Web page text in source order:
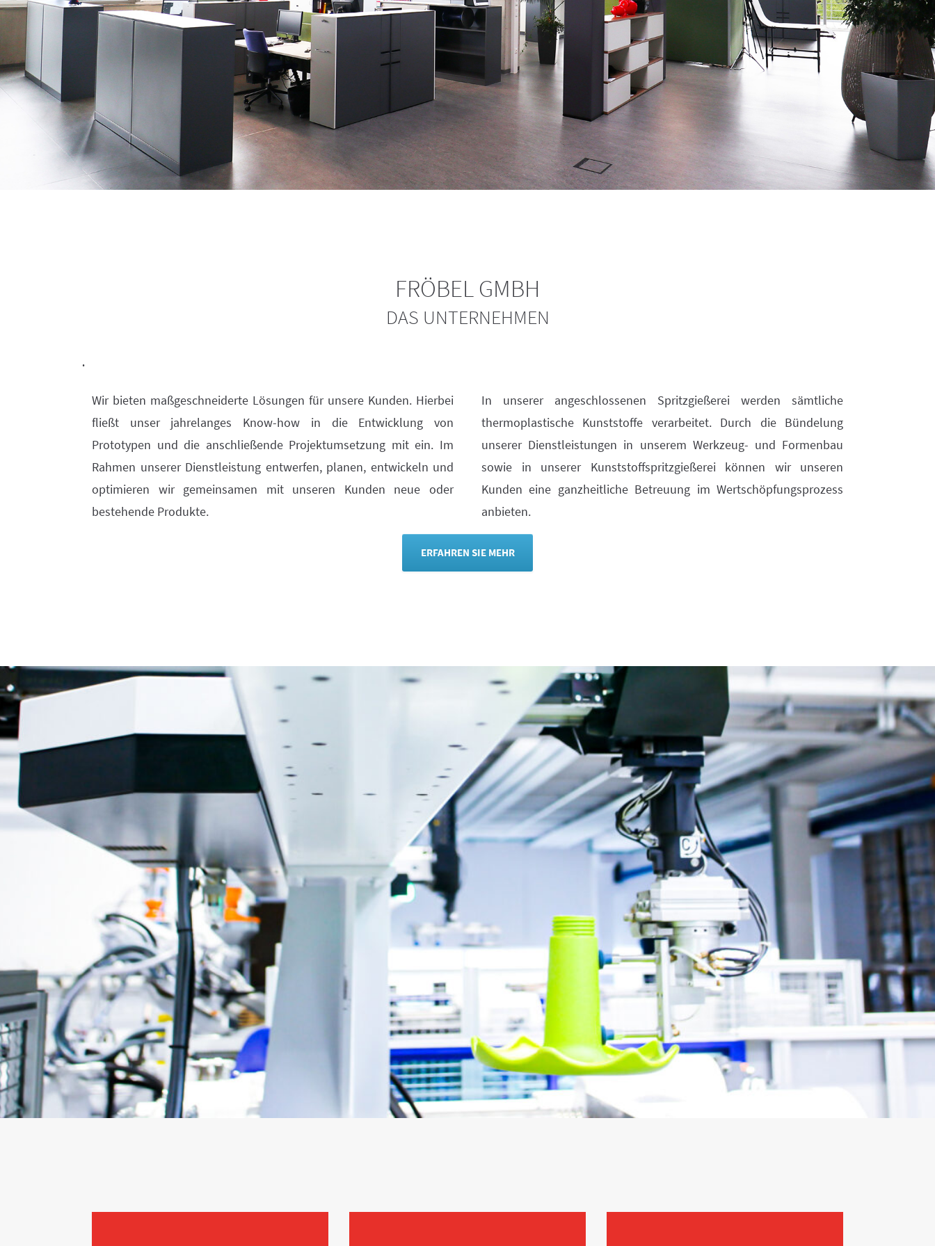
FRÖBEL GMBH
DAS UNTERNEHMEN
.
Wir bieten maßgeschneiderte Lösungen für unsere Kunden. Hierbei
fließt unser jahrelanges Know-how in die Entwicklung von
Prototypen und die anschließende Projektumsetzung mit ein. Im
Rahmen unserer Dienstleistung entwerfen, planen, entwickeln und
optimieren wir gemeinsamen mit unseren Kunden neue oder
bestehende Produkte.
In unserer angeschlossenen Spritzgießerei werden sämtliche
thermoplastische Kunststoffe verarbeitet. Durch die Bündelung
unserer Dienstleistungen in unserem Werkzeug- und Formenbau
sowie in unserer Kunststoffspritzgießerei können wir unseren
Kunden eine ganzheitliche Betreuung im Wertschöpfungsprozess
anbieten.
ERFAHREN SIE MEHR